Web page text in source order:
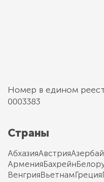
Номер в едином
0003383
Страны
АбхазияАвстрия
АрменияБахрейн
ВенгрияВьетнамГреция